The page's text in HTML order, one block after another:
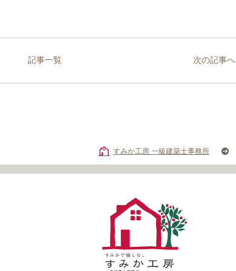
次の記事へ
記事一覧
すみか工房 一級建築士事務所